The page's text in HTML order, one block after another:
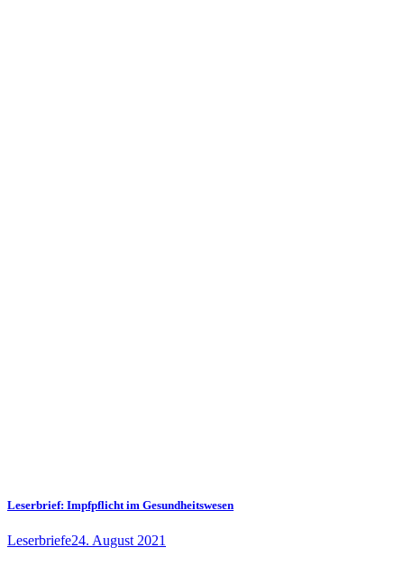
Leserbrief: Impfpflicht im Gesundheitswesen
Leserbriefe24. August 2021